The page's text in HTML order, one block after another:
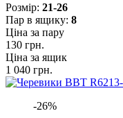
Розмiр: 21-26
Пар в ящику: 8
Ціна за пару
130 грн.
Ціна за ящик
1 040 грн.
-26%